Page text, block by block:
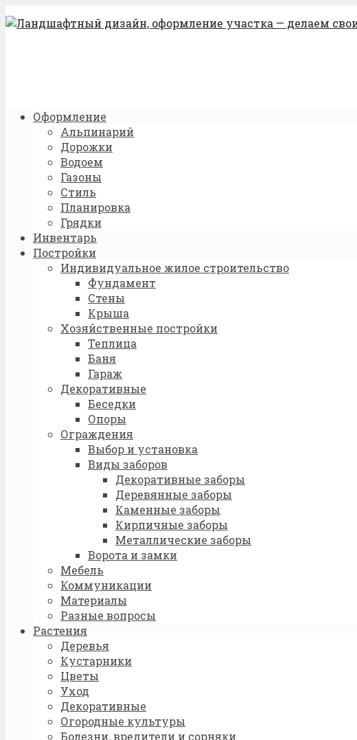
Оформление
Альпинарий
Дорожки
Водоем
Газоны
Стиль
Планировка
Грядки
Инвентарь
Постройки
Индивидуальное жилое строительство
Фундамент
Стены
Крыша
Хозяйственные постройки
Теплица
Баня
Гараж
Декоративные
Беседки
Опоры
Ограждения
Выбор и установка
Виды заборов
Декоративные заборы
Деревянные заборы
Каменные заборы
Кирпичные заборы
Металлические заборы
Ворота и замки
Мебель
Коммуникации
Материалы
Разные вопросы
Растения
Деревья
Кустарники
Цветы
Уход
Декоративные
Огородные культуры
Болезни, вредители и сорняки